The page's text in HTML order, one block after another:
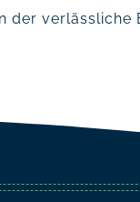
der verlässliche